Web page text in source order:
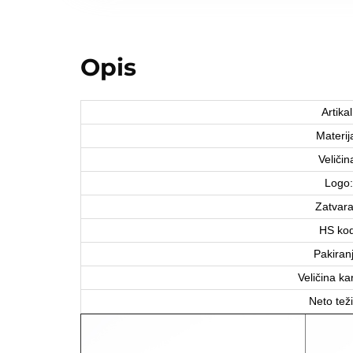
Opis
Logo:
HS
Veličina
Neto